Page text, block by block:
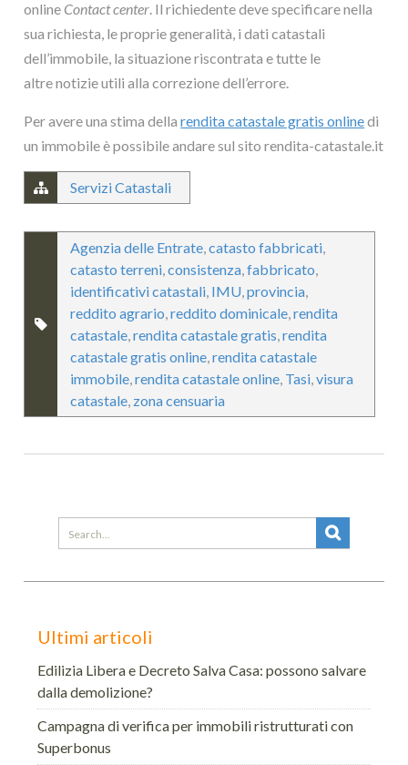
online Contact center. Il richiedente deve specificare nella
sua richiesta, le proprie generalità, i dati catastali
dell’immobile, la situazione riscontrata e tutte le
altre notizie utili alla correzione dell’errore.
Per avere una stima dellarendita catastale gratis onlinedi
un immobile è possibile andare sul sito rendita-catastale.it
Servizi Catastali
Agenzia delle Entrate,catasto fabbricati,
catasto terreni,consistenza,fabbricato,
identificativi catastali, IMU,provincia,
reddito agrario,reddito dominicale,rendita
catastale,rendita catastale gratis,rendita
catastale gratis online,rendita catastale
immobile,rendita catastale online, Tasi,visura
catastale, zona censuaria
Search
for:
Ultimi articoli
Edilizia Libera e Decreto Salva Casa: possono salvare
dalla demolizione?
Campagna di verifica per immobili ristrutturati con
Superbonus